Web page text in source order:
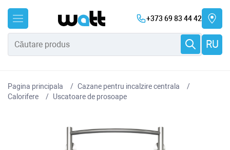
+373 69 83 44 42
RU
Pagina principala
Cazane pentru incalzire centrala
Сalorifere
Uscatoare de prosoape